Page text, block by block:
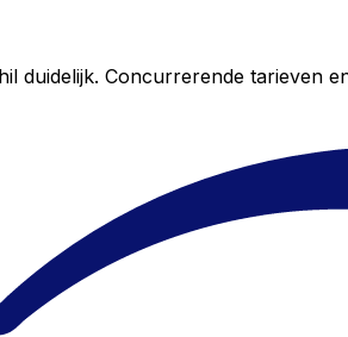
duidelijk. Concurrerende tarieven